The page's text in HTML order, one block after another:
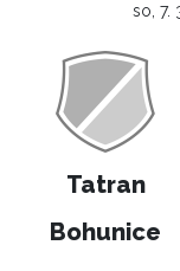
so, 7.
Tatran
Bohunice